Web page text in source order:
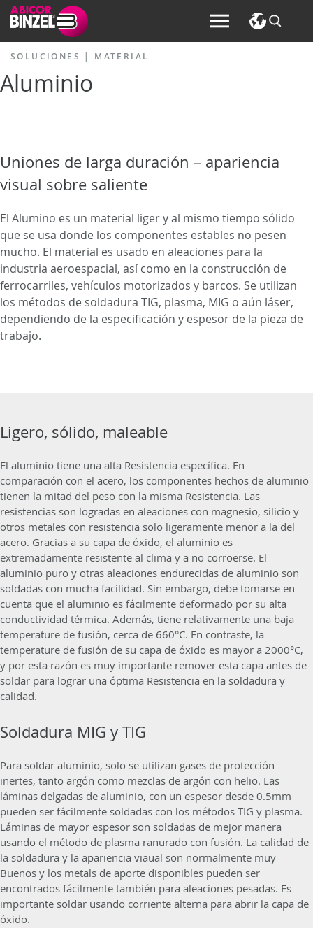
SOLUCIONES | MATERIAL
Aluminio
Uniones de larga duración – apariencia
visual sobre saliente
El Alumino es un material liger y al mismo tiempo sólido
que se usa donde los componentes estables no pesen
mucho. El material es usado en aleaciones para la
industria aeroespacial, así como en la construcción de
ferrocarriles, vehículos motorizados y barcos. Se utilizan
los métodos de soldadura TIG, plasma, MIG o aún láser,
dependiendo de la especificación y espesor de la pieza de
trabajo.
Ligero, sólido, maleable
El aluminio tiene una alta Resistencia específica. En
comparación con el acero, los componentes hechos de aluminio
tienen la mitad del peso con la misma Resistencia. Las
resistencias son logradas en aleaciones con magnesio, silicio y
otros metales con resistencia solo ligeramente menor a la del
acero. Gracias a su capa de óxido, el aluminio es
extremadamente resistente al clima y a no corroerse. El
aluminio puro y otras aleaciones endurecidas de aluminio son
soldadas con mucha facilidad. Sin embargo, debe tomarse en
cuenta que el aluminio es fácilmente deformado por su alta
conductividad térmica. Además, tiene relativamente una baja
temperature de fusión, cerca de 660°C. En contraste, la
temperature de fusión de su capa de óxido es mayor a 2000°C,
y por esta razón es muy importante remover esta capa antes de
soldar para lograr una óptima Resistencia en la soldadura y
calidad.
Soldadura MIG y TIG
Para soldar aluminio, solo se utilizan gases de protección
inertes, tanto argón como mezclas de argón con helio. Las
láminas delgadas de aluminio, con un espesor desde 0.5mm
pueden ser fácilmente soldadas con los métodos TIG y plasma.
Láminas de mayor espesor son soldadas de mejor manera
usando el método de plasma ranurado con fusión. La calidad de
la soldadura y la apariencia viaual son normalmente muy
Buenos y los metals de aporte disponibles pueden ser
encontrados fácilmente también para aleaciones pesadas. Es
importante soldar usando corriente alterna para abrir la capa de
óxido.